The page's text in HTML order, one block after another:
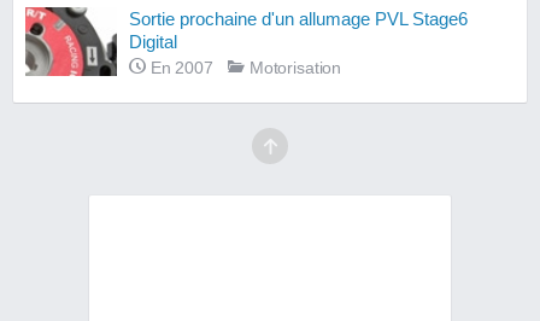
Sortie prochaine d'un allumage PVL Stage6
Digital
En 2007 Motorisation